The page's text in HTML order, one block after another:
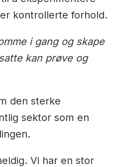
kontrollerte forhold.
i gang og skape
kan prøve og
den sterke
sektor som en
Vi har en stor